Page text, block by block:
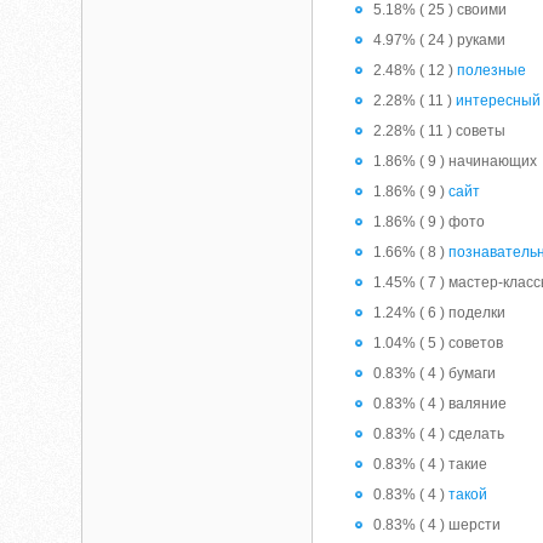
5.18% ( 25 ) своими
4.97% ( 24 ) руками
2.48% ( 12 )полезные
2.28% ( 11 )интересный
2.28% ( 11 ) советы
1.86% ( 9 ) начинающих
1.86% ( 9 )сайт
1.86% ( 9 ) фото
1.66% ( 8 )
1.45% ( 7 ) мастер-
1.24% ( 6 ) поделки
1.04% ( 5 ) советов
0.83% ( 4 ) бумаги
0.83% ( 4 ) валяние
0.83% ( 4 ) сделать
0.83% ( 4 ) такие
0.83% ( 4 )такой
0.83% ( 4 ) шерсти